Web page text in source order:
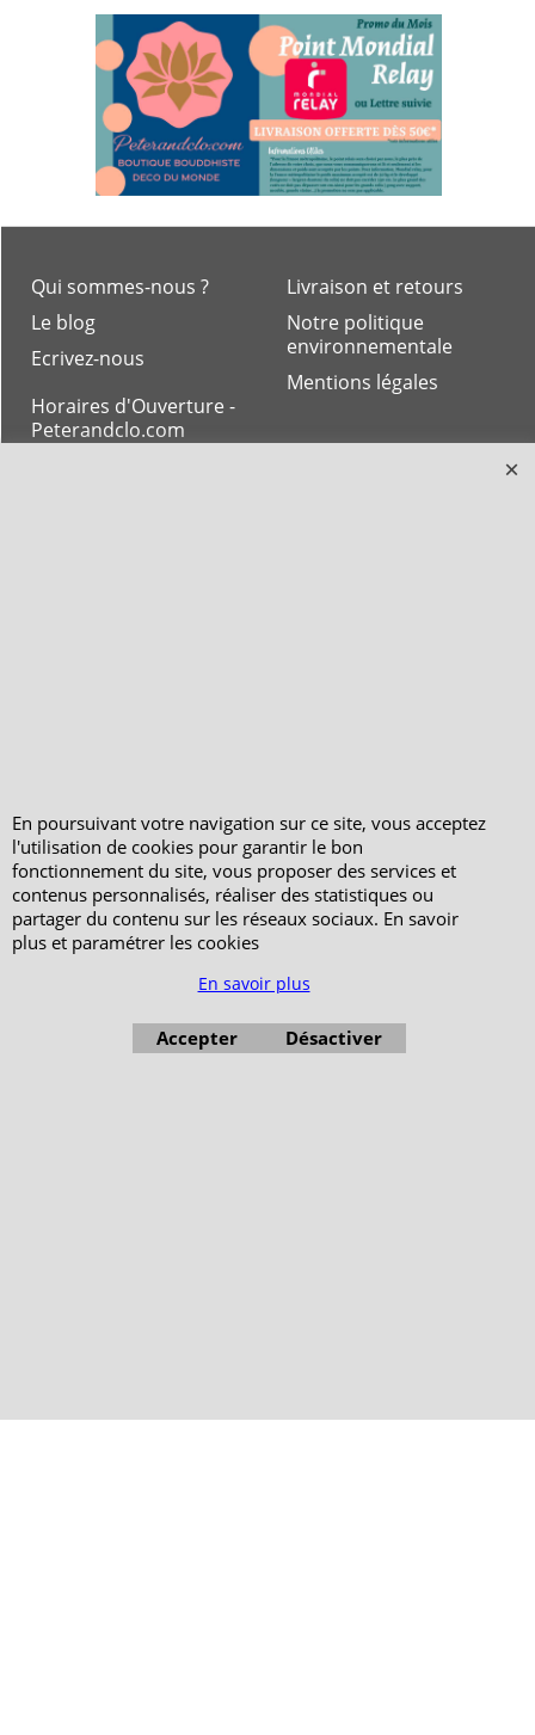
Livraison et retours
Notre politique
environnementale
Mentions légales
Qui sommes-nous ?
Le blog
Ecrivez-nous
Horaires d'Ouverture -
Peterandclo.com
En poursuivant votre navigation sur ce site, vous acceptez
l'utilisation de cookies pour garantir le bon
fonctionnement du site, vous proposer des services et
contenus personnalisés, réaliser des statistiques ou
partager du contenu sur les réseaux sociaux. En savoir
plus et paramétrer les cookies
En savoir plus
Accepter Désactiver